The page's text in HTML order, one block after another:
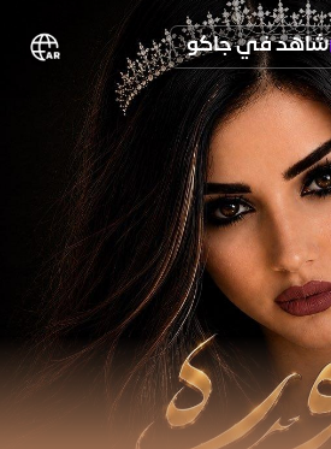
شاهد في جاكو